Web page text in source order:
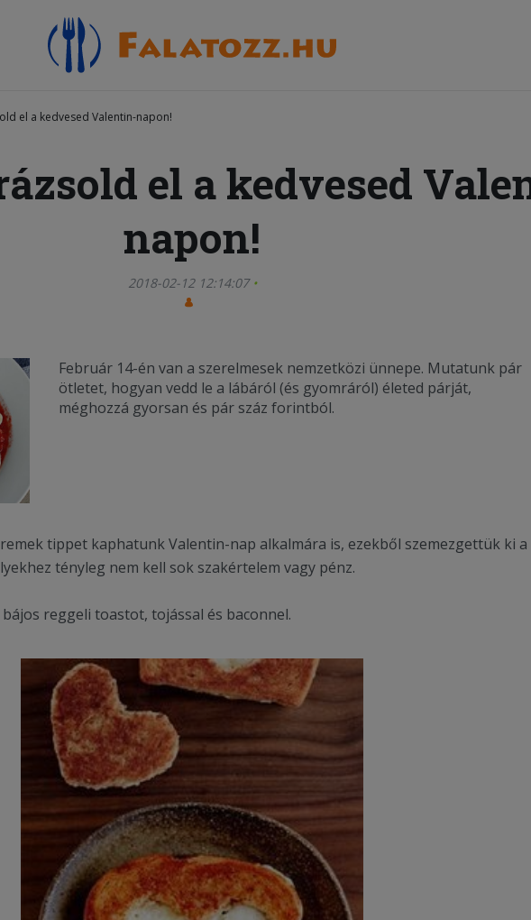
el a kedvesed Valentin-napon!
el a kedvesed
napon!
2018-02-12 12:14:07
Február 14-én van a szerelmesek nemzetközi ünnepe. Mutatunk pár
ötletet, hogyan vedd le a lábáról (és gyomráról) életed párját,
méghozzá gyorsan és pár száz forintból.
tippet kaphatunk Valentin-nap alkalmára is, ezekből szemezgettük ki a
tényleg nem kell sok szakértelem vagy pénz.
reggeli toastot, tojással és baconnel.